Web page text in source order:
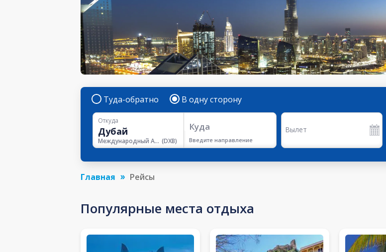
Туда-обратно В одну сторону
Откуда
Международный Аэропорт Дубая (DXB)
Куда
Введите направление
Вылет
Главная Рейсы
Популярные места отдыха